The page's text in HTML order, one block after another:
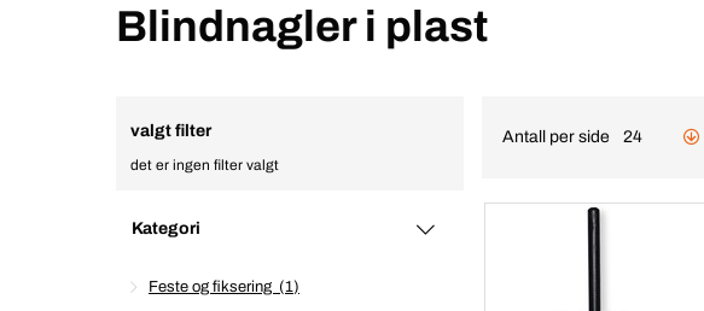
Blindnagler i plast
valgt filter
det er ingen filter valgt
Kategori
Feste og fiksering 1
Antall per side 24